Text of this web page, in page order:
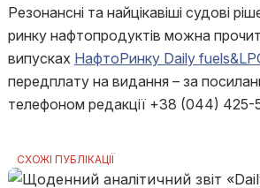
Резонансні та найцікавіші судові
ринку нафтопродуктів можна
випусках НафтоРинку Daily
передплату на видання – за
телефоном редакції +38 (044) 425-
СХОЖІ ПУБЛІКАЦІЇ